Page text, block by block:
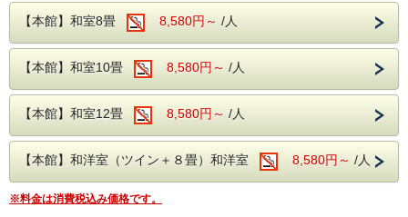
め、ご予約はお早めに！
お得に鬼怒川温泉でのひとときを満喫し、日常を忘れる至福
の時間をお過ごしください。
【プランの注意事項】
① WEB予約限定の特別プランです。
② 予約はお早めに！日の限定と部屋数に限りがあります。
※予告なく販売終了となる場合がございますので、早めの
ご予約をおすすめします。
③ 2～5名1室利用限定です。
※1名1室でのご利用はできませんのでご注意ください。
【本館】和室8畳 8,580円～ /人
【本館】和室10畳 8,580円～ /人
【本館】和室12畳 8,580円～ /人
【本館】和洋室（ツイン＋８畳）和洋室 8,580円～ /人
※料金は消費税込み価格です。